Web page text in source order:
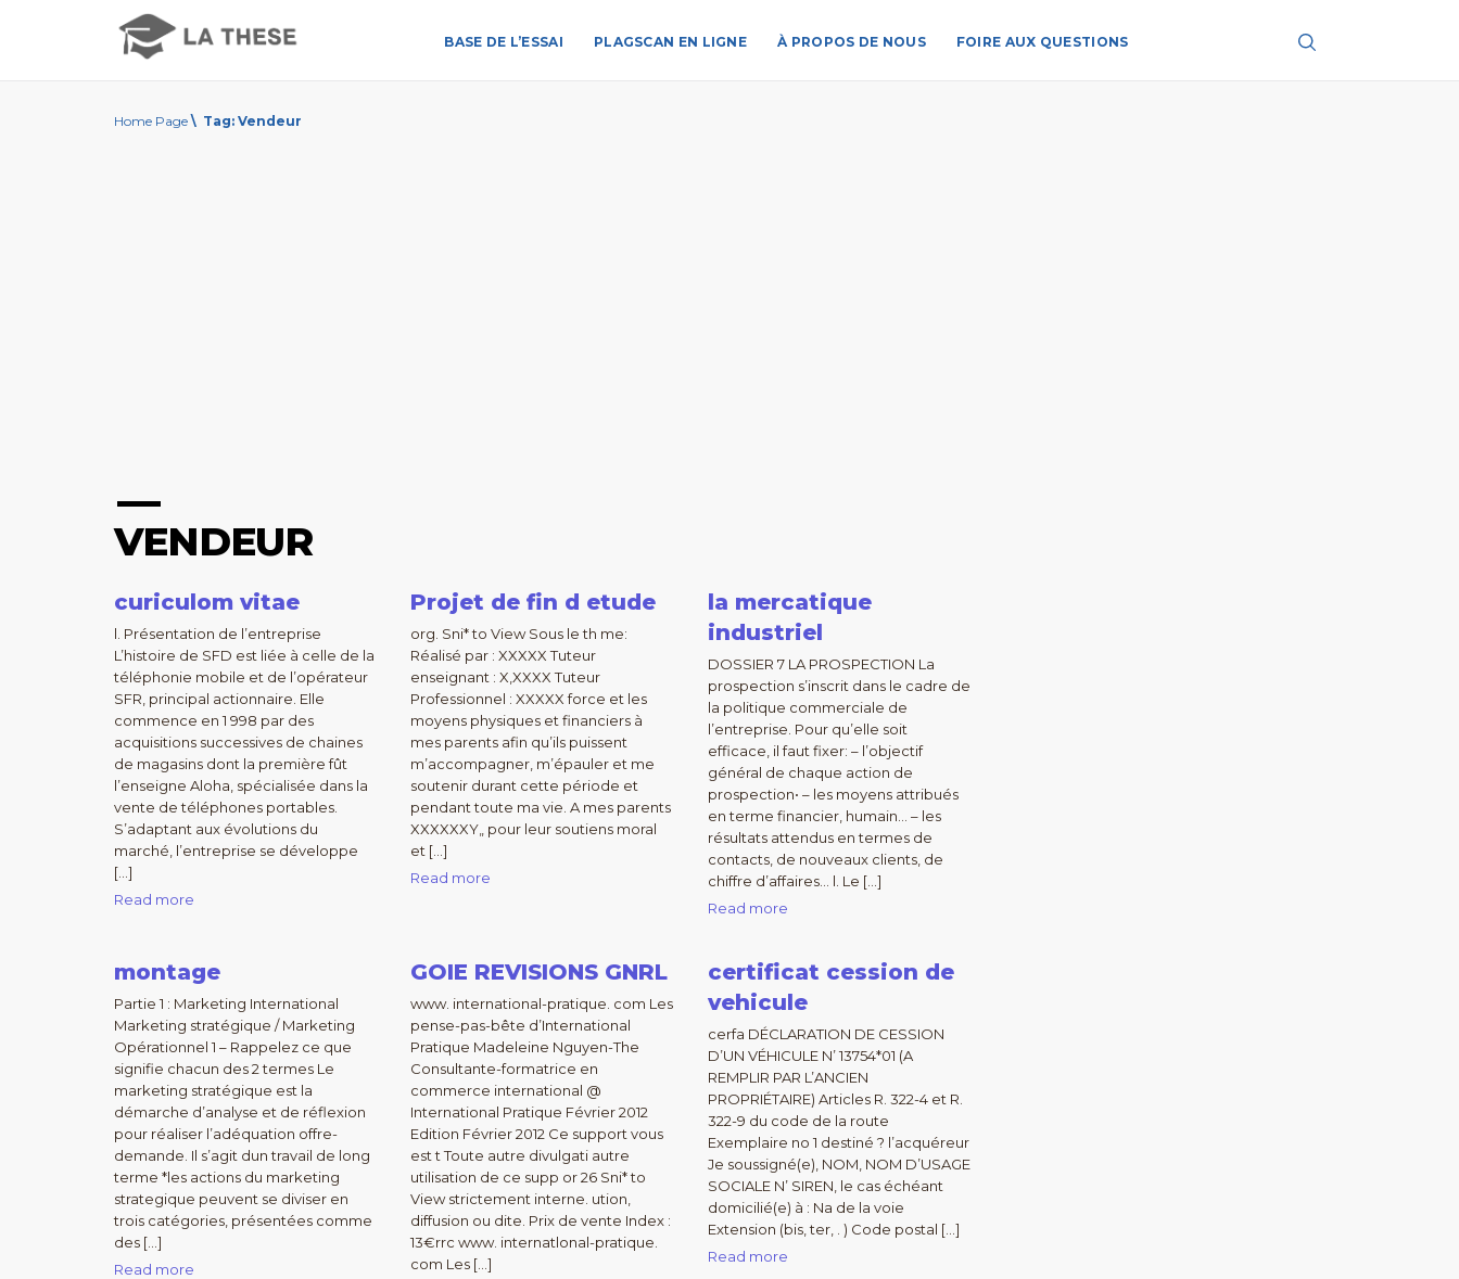
BASE DE L’ESSAI PLAGSCAN EN LIGNE À PROPOS DE NOUS FOIRE AUX QUESTIONS
Home Page \ Tag: Vendeur
VENDEUR
curiculom vitae
l. Présentation de l’entreprise
L’histoire de SFD est liée à celle de la
téléphonie mobile et de l’opérateur
SFR, principal actionnaire. Elle
commence en 1 998 par des
acquisitions successives de chaines
de magasins dont la première fût
l’enseigne Aloha, spécialisée dans la
vente de téléphones portables.
S’adaptant aux évolutions du
marché, l’entreprise se développe
[…]
Read more
Projet de fin d etude
org. Sni* to View Sous le th me:
Réalisé par : XXXXX Tuteur
enseignant : X,XXXX Tuteur
Professionnel : XXXXX force et les
moyens physiques et financiers à
mes parents afin qu’ils puissent
m’accompagner, m’épauler et me
soutenir durant cette période et
pendant toute ma vie. A mes parents
XXXXXXY„ pour leur soutiens moral
et […]
Read more
la mercatique
industriel
DOSSIER 7 LA PROSPECTION La
prospection s’inscrit dans le cadre de
la politique commerciale de
l’entreprise. Pour qu’elle soit
efficace, il faut fixer: – l’objectif
général de chaque action de
prospection• – les moyens attribués
en terme financier, humain… – les
résultats attendus en termes de
contacts, de nouveaux clients, de
chiffre d’affaires… l. Le […]
Read more
montage
Partie 1 : Marketing International
Marketing stratégique / Marketing
Opérationnel 1 – Rappelez ce que
signifie chacun des 2 termes Le
marketing stratégique est la
démarche d’analyse et de réflexion
pour réaliser l’adéquation offre-
demande. Il s’agit dun travail de long
terme *les actions du marketing
strategique peuvent se diviser en
trois catégories, présentées comme
des […]
Read more
GOIE REVISIONS GNRL
www. international-pratique. com Les
pense-pas-bête d’International
Pratique Madeleine Nguyen-The
Consultante-formatrice en
commerce international @
International Pratique Février 2012
Edition Février 2012 Ce support vous
est t Toute autre divulgati autre
utilisation de ce supp or 26 Sni* to
View strictement interne. ution,
diffusion ou dite. Prix de vente Index :
13€rrc www. internatlonal-pratique.
com Les […]
certificat cession de
vehicule
cerfa DÉCLARATION DE CESSION
D’UN VÉHICULE N’ 13754*01 (A
REMPLIR PAR L’ANCIEN
PROPRIÉTAIRE) Articles R. 322-4 et R.
322-9 du code de la route
Exemplaire no 1 destiné ? l’acquéreur
Je soussigné(e), NOM, NOM D’USAGE
SOCIALE N’ SIREN, le cas échéant
domicilié(e) à : Na de la voie
Extension (bis, ter, . ) Code postal […]
Read more